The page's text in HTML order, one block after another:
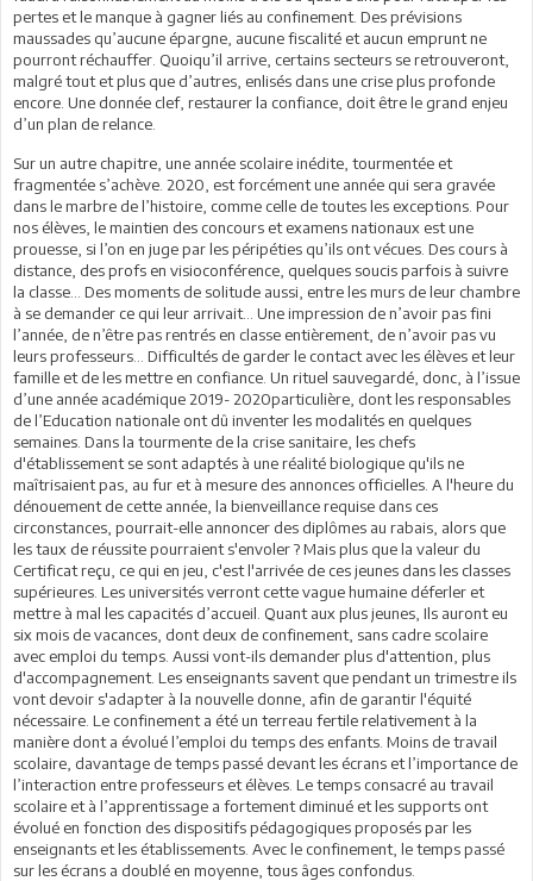
pertes et le manque à gagner liés au confinement. Des prévisions
maussades qu’aucune épargne, aucune fiscalité et aucun emprunt ne
pourront réchauffer. Quoiqu’il arrive, certains secteurs se retrouveront,
malgré tout et plus que d’autres, enlisés dans une crise plus profonde
encore. Une donnée clef, restaurer la confiance, doit être le grand enjeu
d’un plan de relance.
Sur un autre chapitre, une année scolaire inédite, tourmentée et
fragmentée s’achève. 2020, est forcément une année qui sera gravée
dans le marbre de l’histoire, comme celle de toutes les exceptions. Pour
nos élèves, le maintien des concours et examens nationaux est une
prouesse, si l’on en juge par les péripéties qu’ils ont vécues. Des cours à
distance, des profs en visioconférence, quelques soucis parfois à suivre
la classe... Des moments de solitude aussi, entre les murs de leur chambre
à se demander ce qui leur arrivait… Une impression de n’avoir pas fini
l’année, de n’être pas rentrés en classe entièrement, de n’avoir pas vu
leurs professeurs… Difficultés de garder le contact avec les élèves et leur
famille et de les mettre en confiance. Un rituel sauvegardé, donc, à l’issue
d’une année académique 2019- 2020particulière, dont les responsables
de l’Education nationale ont dû inventer les modalités en quelques
semaines. Dans la tourmente de la crise sanitaire, les chefs
d'établissement se sont adaptés à une réalité biologique qu'ils ne
maîtrisaient pas, au fur et à mesure des annonces officielles. A l'heure du
dénouement de cette année, la bienveillance requise dans ces
circonstances, pourrait-elle annoncer des diplômes au rabais, alors que
les taux de réussite pourraient s'envoler ? Mais plus que la valeur du
Certificat reçu, ce qui en jeu, c'est l'arrivée de ces jeunes dans les classes
supérieures. Les universités verront cette vague humaine déferler et
mettre à mal les capacités d’accueil. Quant aux plus jeunes, Ils auront eu
six mois de vacances, dont deux de confinement, sans cadre scolaire
avec emploi du temps. Aussi vont-ils demander plus d'attention, plus
d'accompagnement. Les enseignants savent que pendant un trimestre ils
vont devoir s'adapter à la nouvelle donne, afin de garantir l'équité
nécessaire. Le confinement a été un terreau fertile relativement à la
manière dont a évolué l’emploi du temps des enfants. Moins de travail
scolaire, davantage de temps passé devant les écrans et l’importance de
l’interaction entre professeurs et élèves. Le temps consacré au travail
scolaire et à l’apprentissage a fortement diminué et les supports ont
évolué en fonction des dispositifs pédagogiques proposés par les
enseignants et les établissements. Avec le confinement, le temps passé
sur les écrans a doublé en moyenne, tous âges confondus.